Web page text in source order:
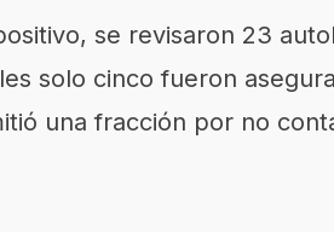
se revisaron 23
solo cinco fueron
una fracción por no